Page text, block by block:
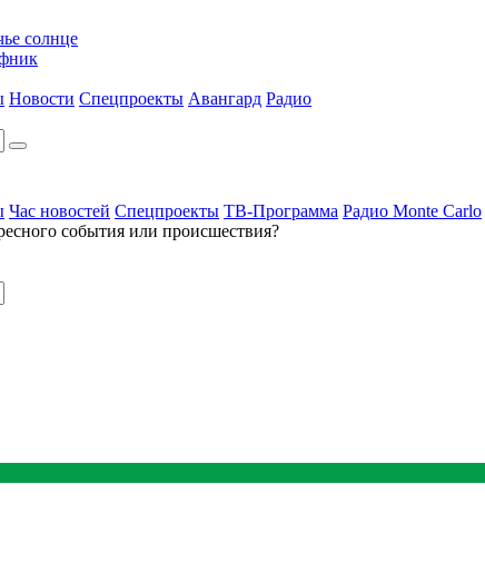
солнце
Новости Спецпроекты Авангард Радио
Час новостей Спецпроекты ТВ-Программа Радио Monte Carlo
события или происшествия?